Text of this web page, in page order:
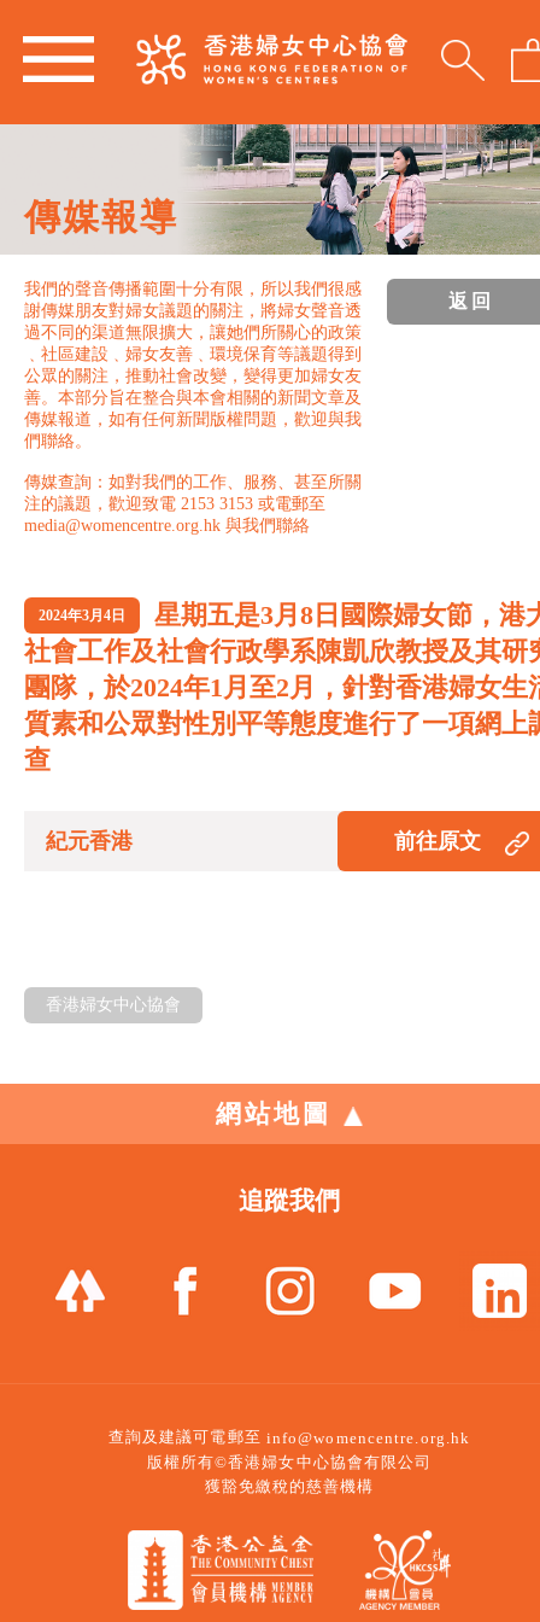
傳媒報導
我們的聲音傳播範圍十分有限，所以我們很感
謝傳媒朋友對婦女議題的關注，將婦女聲音透
過不同的渠道無限擴大，讓她們所關心的政策
﹑社區建設﹑婦女友善﹑環境保育等議題得到
公眾的關注，推動社會改變，變得更加婦女友
善。本部分旨在整合與本會相關的新聞文章及
傳媒報道，如有任何新聞版權問題，歡迎與我
們聯絡。
傳媒查詢：如對我們的工作、服務、甚至所關
注的議題，歡迎致電 2153 3153 或電郵至
media@womencentre.org.hk 與我們聯絡
返回
2024年3月4日
星期五是3月8日國際婦女節，港
社會工作及社會行政學系陳凱欣教授及其研
團隊，於2024年1月至2月，針對香港婦女生
質素和公眾對性別平等態度進行了一項網上
查
紀元香港 前往原文
香港婦女中心協會
網站地圖
追蹤我們
查詢及建議可電郵至 info@womencentre.org.hk
版權所有©香港婦女中心協會有限公司
獲豁免繳稅的慈善機構